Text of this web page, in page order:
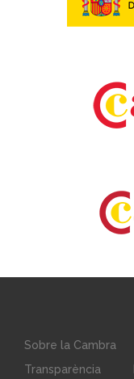
Sobre la Cambra
Transparència